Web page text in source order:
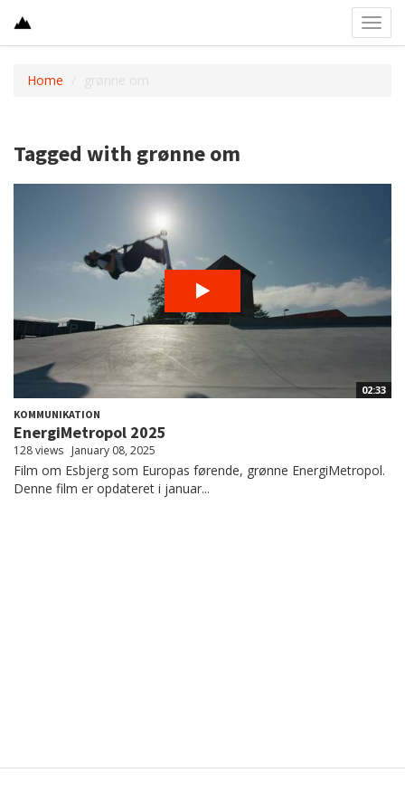
Home grønne om
Tagged with grønne om
02:33
KOMMUNIKATION
EnergiMetropol 2025
128 views January 08, 2025
Film om Esbjerg som Europas førende, grønne EnergiMetropol.
Denne film er opdateret i januar...